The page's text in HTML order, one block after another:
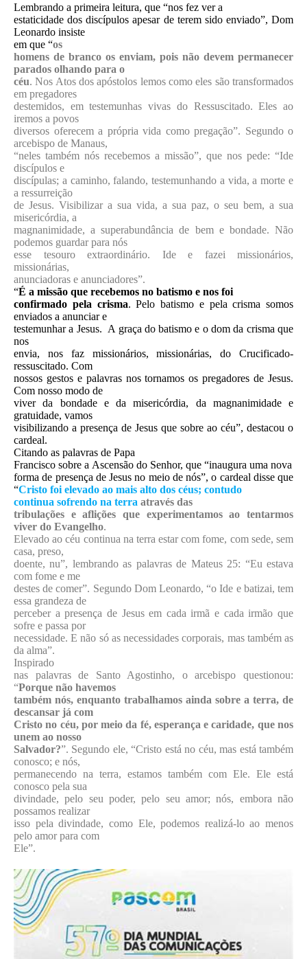
Lembrando a primeira leitura, que “nos fez ver a
estaticidade dos discípulos apesar de terem sido enviado”, Dom
Leonardo insiste
em que “os
homens de branco os enviam, pois não devem permanecer
parados olhando para o
céu. Nos Atos dos apóstolos lemos como eles são transformados
em pregadores
destemidos, em testemunhas vivas do Ressuscitado. Eles ao
iremos a povos
diversos oferecem a própria vida como pregação”. Segundo o
arcebispo de Manaus,
“neles também nós recebemos a missão”, que nos pede: “Ide
discípulos e
discípulas; a caminho, falando, testemunhando a vida, a morte e
a ressurreição
de Jesus. Visibilizar a sua vida, a sua paz, o seu bem, a sua
misericórdia, a
magnanimidade, a superabundância de bem e bondade. Não
podemos guardar para nós
esse tesouro extraordinário. Ide e fazei missionários,
missionárias,
anunciadoras e anunciadores”.
“É a missão que recebemos no batismo e nos foi
confirmado pela crisma. Pelo batismo e pela crisma somos
enviados a anunciar e
testemunhar a Jesus. A graça do batismo e o dom da crisma que
nos
envia, nos faz missionários, missionárias, do Crucificado-
ressuscitado. Com
nossos gestos e palavras nos tornamos os pregadores de Jesus.
Com nosso modo de
viver da bondade e da misericórdia, da magnanimidade e
gratuidade, vamos
visibilizando a presença de Jesus que sobre ao céu”, destacou o
cardeal.
Citando as palavras de Papa
Francisco sobre a Ascensão do Senhor, que “inaugura uma nova
forma de presença de Jesus no meio de nós”, o cardeal disse que
“Cristo foi elevado ao mais alto dos céus; contudo
continua sofrendo na terra através das
tribulações e aflições que experimentamos ao tentarmos
viver do Evangelho.
Elevado ao céu continua na terra estar com fome, com sede, sem
casa, preso,
doente, nu”, lembrando as palavras de Mateus 25: “Eu estava
com fome e me
destes de comer”. Segundo Dom Leonardo, “o Ide e batizai, tem
essa grandeza de
perceber a presença de Jesus em cada irmã e cada irmão que
sofre e passa por
necessidade. E não só as necessidades corporais, mas também as
da alma”.
Inspirado
nas palavras de Santo Agostinho, o arcebispo questionou:
“Porque não havemos
também nós, enquanto trabalhamos ainda sobre a terra, de
descansar já com
Cristo no céu, por meio da fé, esperança e caridade, que nos
unem ao nosso
Salvador?”. Segundo ele, “Cristo está no céu, mas está também
conosco; e nós,
permanecendo na terra, estamos também com Ele. Ele está
conosco pela sua
divindade, pelo seu poder, pelo seu amor; nós, embora não
possamos realizar
isso pela divindade, como Ele, podemos realizá-lo ao menos
pelo amor para com
Ele”.